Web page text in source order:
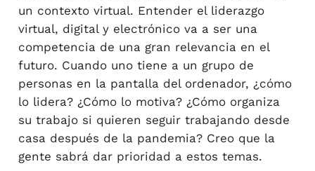
un contexto virtual. Entender el liderazgo
virtual, digital y electrónico va a ser una
competencia de una gran relevancia en el
futuro. Cuando uno tiene a un grupo de
personas en la pantalla del ordenador, ¿cómo
lo lidera? ¿Cómo lo motiva? ¿Cómo organiza
su trabajo si quieren seguir trabajando desde
casa después de la pandemia? Creo que la
gente sabrá dar prioridad a estos temas.